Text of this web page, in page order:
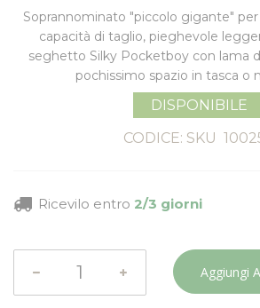
Soprannominato "piccolo gigante" per
capacità di taglio, pieghevole
seghetto Silky Pocketboy con lama
pochissimo spazio in tasca o
DISPONIBILE
CODICE: SKU
Ricevilo entro 2/3 giorni
Aggiungi